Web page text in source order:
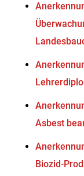
Asbest
Biozid-